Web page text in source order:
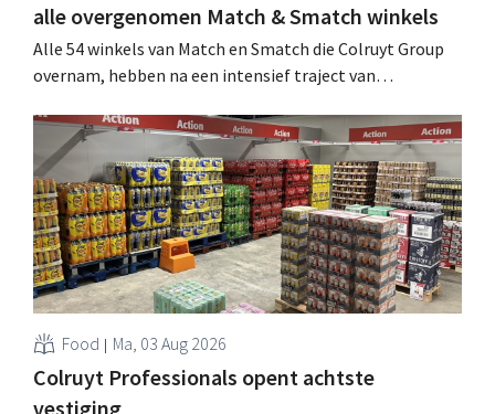
alle overgenomen Match & Smatch winkels
Alle 54 winkels van Match en Smatch die Colruyt Group
overnam, hebben na een intensief traject van
Al is die bestemming voor sommige panden een sluiting.
Food Ma, 03 Aug 2026
Colruyt Professionals opent achtste
vestiging